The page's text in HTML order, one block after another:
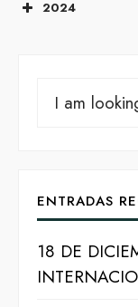
APOYOS
DICIEMBRE
2024
Search
ENTRADAS
18 DE